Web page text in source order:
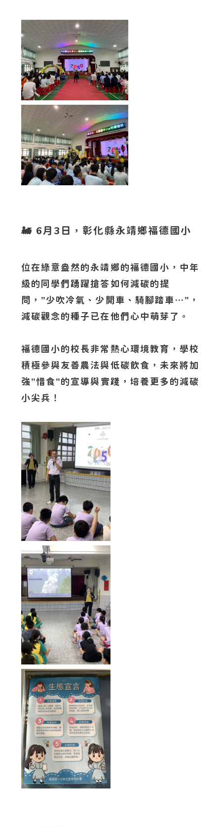
🚂 6月3日，彰化縣永靖鄉福德國小
位在綠意盎然的永靖鄉的福德國小，中年
級的同學們踴躍搶答如何減碳的提
問，”少吹冷氣、少開車、騎腳踏車…”，
減碳觀念的種子已在他們心中萌芽了。
福德國小的校長非常熱心環境教育，學校
積極參與友善農法與低碳飲食，未來將加
強”惜食”的宣導與實踐，培養更多的減碳
小尖兵！